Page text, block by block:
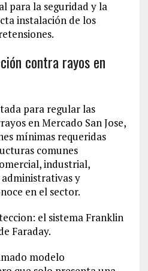
para la seguridad y la
instalación de los
contra rayos en
para regular las
en Mercado San Jose,
mínimas requeridas
comunes
industrial,
y
en el sector.
el sistema Franklin
Faraday.
modelo